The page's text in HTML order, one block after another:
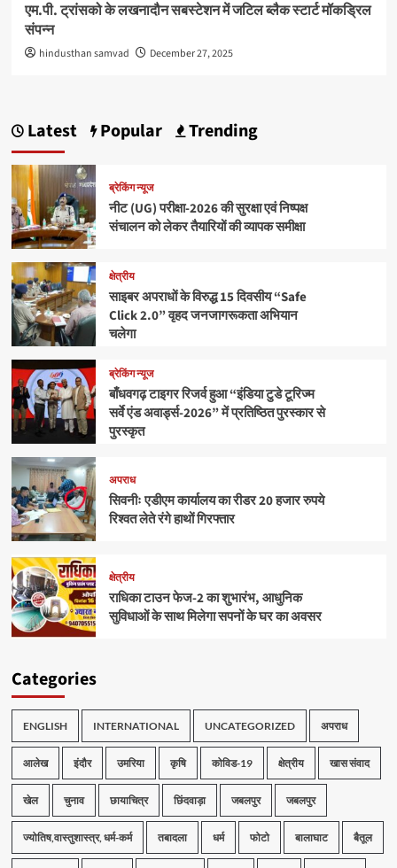
एम.पी. ट्रांसको के लखनादौन सबस्टेशन में जटिल ब्लैक स्टार्ट मॉकड्रिल
संपन्न
hindusthan samvad December 27, 2025
Latest Popular Trending
ब्रेकिंग न्यूज
नीट (UG) परीक्षा-2026 की सुरक्षा एवं निष्पक्ष
संचालन को लेकर तैयारियों की व्यापक समीक्षा
क्षेत्रीय
साइबर अपराधों के विरुद्ध 15 दिवसीय “Safe
Click 2.0” वृहद जनजागरूकता अभियान
चलेगा
ब्रेकिंग न्यूज
बाँधवगढ़ टाइगर रिजर्व हुआ “इंडिया टुडे टूरिज्म
सर्वे एंड अवार्ड्स-2026” में प्रतिष्ठित पुरस्कार से
पुरस्कृत
अपराध
सिवनीः एडीएम कार्यालय का रीडर 20 हजार रुपये
रिश्वत लेते रंगे हाथों गिरफ्तार
क्षेत्रीय
राधिका टाउन फेज-2 का शुभारंभ, आधुनिक
सुविधाओं के साथ मिलेगा सपनों के घर का अवसर
Categories
ENGLISH INTERNATIONAL UNCATEGORIZED अपराध
आलेख इंदौर उमरिया कृषि कोविड-19 क्षेत्रीय खास संवाद
खेल चुनाव छायाचित्र छिंदवाड़ा जबलपुर जबलपुर
ज्योतिष,वास्तुशास्त्र, धर्म-कर्म तबादला धर्म फोटो बालाघाट बैतूल